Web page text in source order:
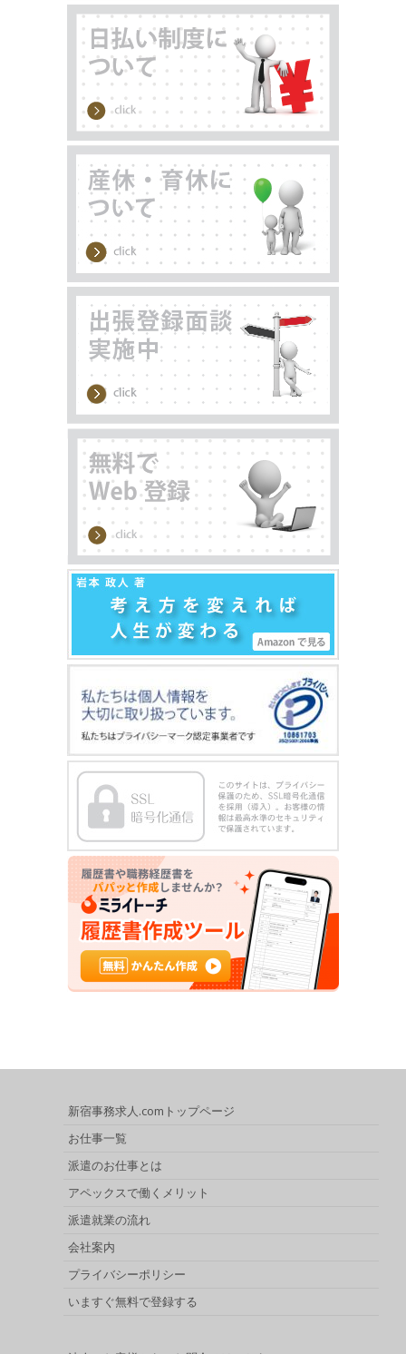
新宿事務求人.comトップページ
お仕事一覧
派遣のお仕事とは
アペックスで働くメリット
派遣就業の流れ
会社案内
プライバシーポリシー
いますぐ無料で登録する